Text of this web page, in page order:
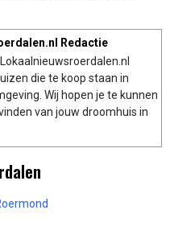
Redactie
die te koop staan in
Wij hopen je te kunnen
van jouw droomhuis in